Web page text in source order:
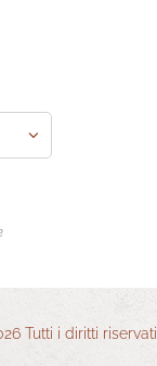
Tutti i diritti riservati